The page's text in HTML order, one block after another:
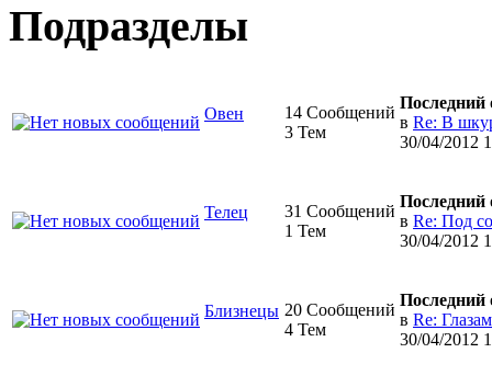
Подразделы
Овен
14 Сообщений
3 Тем
Последний
в Re: В
30/04/2012
Телец
31 Сообщений
1 Тем
Последний
в Re: Под
30/04/2012
Близнецы 20 Сообщений
4 Тем
Последний
в Re:
30/04/2012